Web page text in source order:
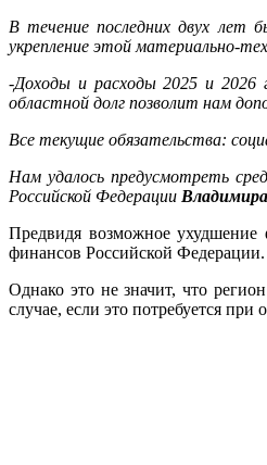
В течение последних двух лет
укрепление этой материально-
-Доходы и расходы 2025 и 2026
областной долг позволит нам
Все текущие обязательства:
Нам удалось предусмотреть
Российской Федерации
Предвидя возможное ухудшение
финансов Российской Федерации.
Однако это не значит, что
случае, если это потребуется при